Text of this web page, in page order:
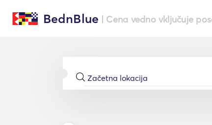
BednBlue | Cena vedno vključuje